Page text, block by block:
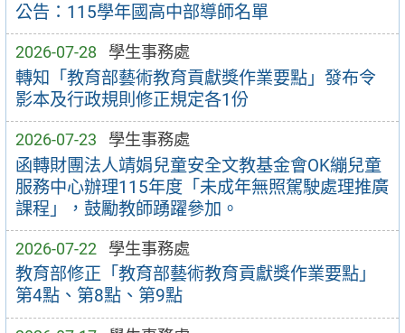
公告：115學年國高中部導師名單
2026-07-28 學生事務處
轉知「教育部藝術教育貢獻獎作業要點」發布令
影本及行政規則修正規定各1份
2026-07-23 學生事務處
函轉財團法人靖娟兒童安全文教基金會OK繃兒童
服務中心辦理115年度「未成年無照駕駛處理推廣
課程」，鼓勵教師踴躍參加。
2026-07-22 學生事務處
教育部修正「教育部藝術教育貢獻獎作業要點」
第4點、第8點、第9點